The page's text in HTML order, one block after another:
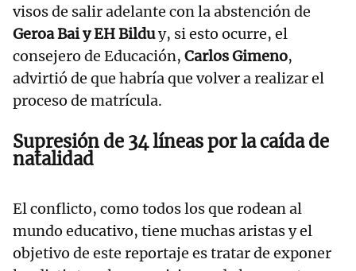
visos de salir adelante con la abstención de
Geroa Bai y EH Bilduy, si esto ocurre, el
consejero de Educación, Carlos Gimeno,
advirtió de que habría que volver a realizar el
proceso de matrícula.
Supresión de 34 líneas por la caída de
natalidad
El conflicto, como todos los que rodean al
mundo educativo, tiene muchas aristas y el
objetivo de este reportaje es tratar de exponer